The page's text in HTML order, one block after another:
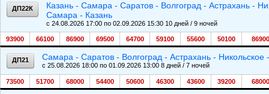
ДП22К
Казань - Самара - Саратов - Волгоград - Астрахань -
Самара - Казань
c 24.08.2026 17:00 по 02.09.2026 15:30 10 дней / 9 ночей
93900 66100 86900 69500 64700 59100 55600 50100 86900
ДП21 Самара - Саратов - Волгоград - Астрахань -
c 25.08.2026 18:00 по 01.09.2026 13:00 8 дней / 7 ночей
73500 51700 68000 54400 50600 46300 43600 39200 68000